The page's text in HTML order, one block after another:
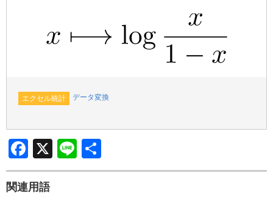
b
o
o
エクセル統計 データ変換
F
a
c
X
Li
n
有
関連用語